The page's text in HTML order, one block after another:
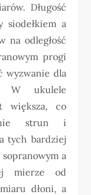
Długość
siodełkiem a
na odległość
progi
wyzwanie dla
W ukulele
większa, co
strun i
tych bardziej
a
mierze od
dłoni, a